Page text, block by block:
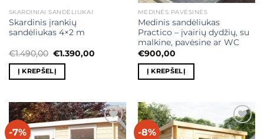
SKARDINIAI SANDĖLIUKAI
Skardinis įrankių
sandėliukas 4×2 m
€1.490,00 Original
price
was:
€1.490,00.
€1.390,00Current
Į KREPŠELĮ
MEDINĖS PAVĖSINĖS
Medinis sandėliukas
Practico – įvairių dydžių, su
malkine, pavėsine ar WC
€900,00
Į KREPŠELĮ
-7% Mėgstamiausias -8% Mėgstamiausias